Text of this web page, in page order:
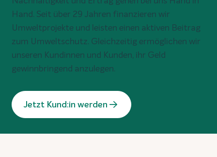
Hand. Seit über 29 Jahren finanzieren wir
Umweltprojekte und leisten einen aktiven Beitrag
zum Umweltschutz. Gleichzeitig ermöglichen wir
unseren Kundinnen und Kunden, ihr Geld
gewinnbringend anzulegen.
Jetzt Kund:in werden